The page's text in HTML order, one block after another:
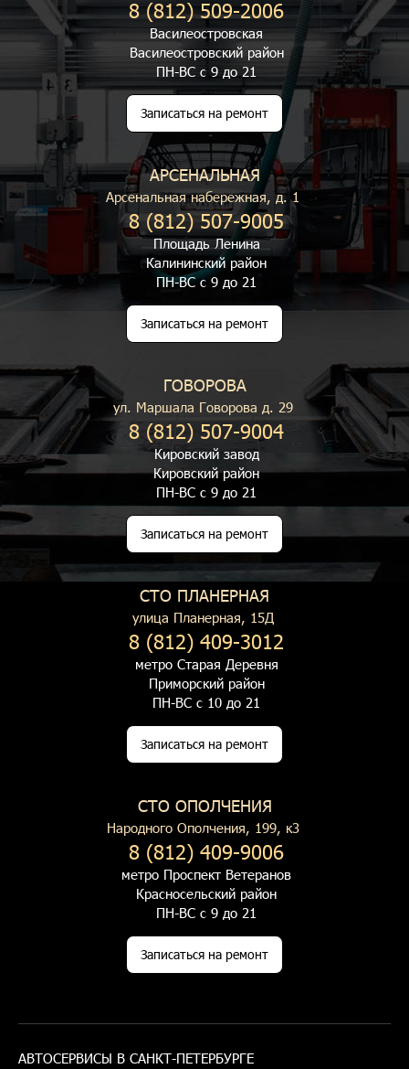
8 (812) 509-2006
Василеостровская
Василеостровский район
ПН-ВС с 9 до 21
Записаться на ремонт
АРСЕНАЛЬНАЯ
Арсенальная набережная, д. 1
8 (812) 507-9005
Площадь Ленина
Калининский район
ПН-ВС с 9 до 21
Записаться на ремонт
ГОВОРОВА
ул. Маршала Говорова д. 29
8 (812) 507-9004
Кировский завод
Кировский район
ПН-ВС с 9 до 21
Записаться на ремонт
СТО ПЛАНЕРНАЯ
улица Планерная, 15Д
8 (812) 409-3012
метро Старая Деревня
Приморский район
ПН-ВС с 10 до 21
Записаться на ремонт
СТО ОПОЛЧЕНИЯ
Народного Ополчения, 199, к3
8 (812) 409-9006
метро Проспект Ветеранов
Красносельский район
ПН-ВС с 9 до 21
Записаться на ремонт
АВТОСЕРВИСЫ В САНКТ-ПЕТЕРБУРГЕ